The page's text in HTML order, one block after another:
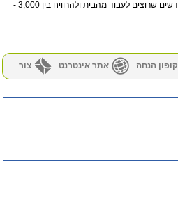
חברת דרושים אקספרסס מתרחבת וגדלה מיום ליום ומעסיקה עובדים חדשים שרוצים לעבוד מהבית ולהרוויח בין 3,000 -
קופון הנחה אתר אינטרנט
צור